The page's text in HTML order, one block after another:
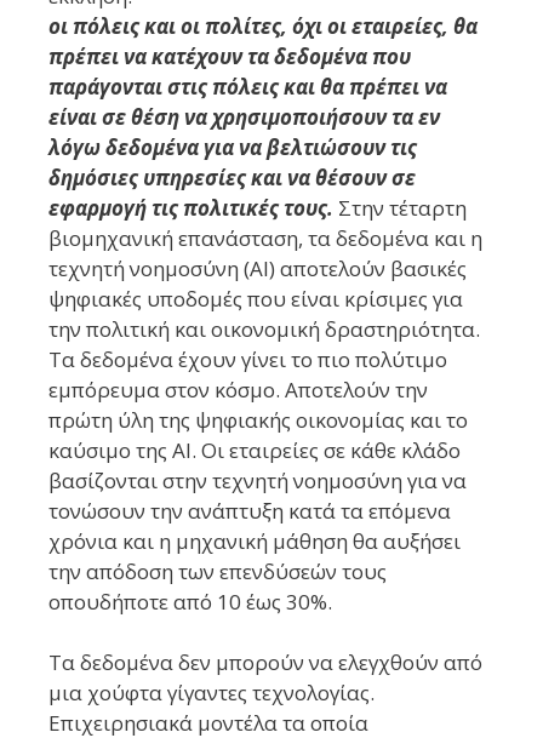
οι πόλεις και οι πολίτες, όχι οι εταιρείες, θα
πρέπει να κατέχουν τα δεδομένα που
παράγονται στις πόλεις και θα πρέπει να
είναι σε θέση να χρησιμοποιήσουν τα εν
λόγω δεδομένα για να βελτιώσουν τις
δημόσιες υπηρεσίες και να θέσουν σε
εφαρμογή τις πολιτικές τους. Στην τέταρτη
βιομηχανική επανάσταση, τα δεδομένα και η
τεχνητή νοημοσύνη (AI) αποτελούν βασικές
ψηφιακές υποδομές που είναι κρίσιμες για
την πολιτική και οικονομική δραστηριότητα.
Τα δεδομένα έχουν γίνει το πιο πολύτιμο
εμπόρευμα στον κόσμο. Αποτελούν την
πρώτη ύλη της ψηφιακής οικονομίας και το
καύσιμο της AI. Οι εταιρείες σε κάθε κλάδο
βασίζονται στην τεχνητή νοημοσύνη για να
τονώσουν την ανάπτυξη κατά τα επόμενα
χρόνια και η μηχανική μάθηση θα αυξήσει
την απόδοση των επενδύσεών τους
οπουδήποτε από 10 έως 30%.
Τα δεδομένα δεν μπορούν να ελεγχθούν από
μια χούφτα γίγαντες τεχνολογίας.
Επιχειρησιακά μοντέλα τα οποία